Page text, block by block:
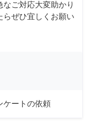
ご対応大変助かり
らぜひ宜しくお願い
ケートの依頼